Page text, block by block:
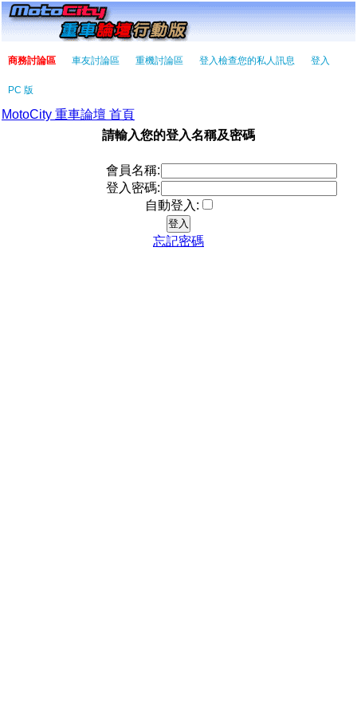
商務討論區 車友討論區 重機討論區 登入檢查您的私人訊息 登入
PC 版
MotoCity 重車論壇 首頁
請輸入您的登入名稱及密碼
會員名稱:
登入密碼:
自動登入:
忘記密碼